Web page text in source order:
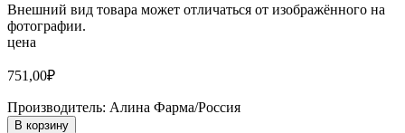
Внешний вид товара может отличаться от изображённого на
фотографии.
цена
751,00₽
Производитель: Алина Фарма/Россия
В корзину